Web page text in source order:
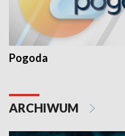
Pogoda
ARCHIWUM